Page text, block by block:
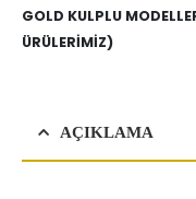
GOLD KULPLU
ÜRÜLERIMIZ)
AÇIKLAMA